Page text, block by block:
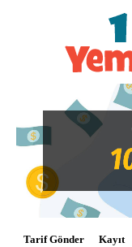
Tarif Gönder Kayıt